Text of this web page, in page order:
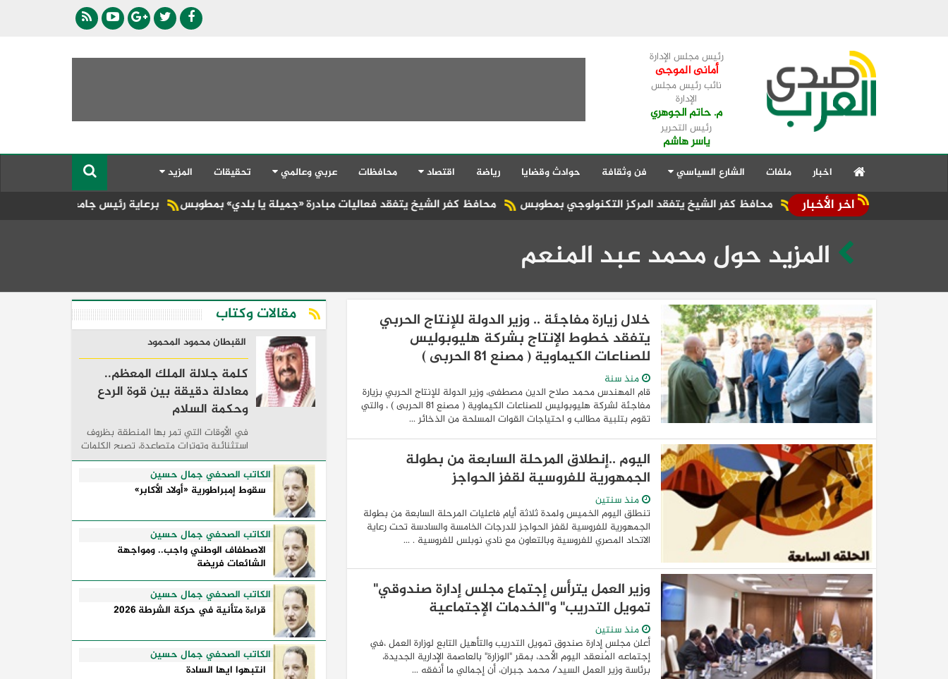
رئيس مجلس الإدارة
أمانى الموجى
نائب رئيس مجلس
الإدارة
م. حاتم الجوهري
رئيس التحرير
ياسر هاشم
اخبار ملفات الشارع السياسي فن وثقافة حوادث وقضايا رياضة اقتصاد محافظات عربي وعالمي تحقيقات المزيد
اخر الأخبار برعاية رئيس جامعة الأزهر.. كلية طب الأسنان محافظ كفر الشيخ يتفقد فعاليات مبادرة «جميلة يا بلدي» بمطوبس محافظ كفر الشيخ يتفقد المركز التكنولوجي بمطوبس
المزيد حول محمد عبد المنعم
خلال زيارة مفاجئة .. وزير الدولة للإنتاج الحربي
يتفقد خطوط الإنتاج بشركة هليوبوليس
للصناعات الكيماوية ( مصنع 81 الحربى )
منذ سنة
قام المهندس محمد صلاح الدين مصطفى، وزير الدولة للإنتاج الحربي بزيارة
مفاجئة لشركة هليوبوليس للصناعات الكيماوية ( مصنع 81 الحربى ) ، والتي
تقوم بتلبية مطالب و احتياجات القوات المسلحة من الذخائر ...
اليوم ..إنطلاق المرحلة السابعة من بطولة
الجمهورية للفروسية لقفز الحواجز
منذ سنتين
تنطلق اليوم الخميس ولمدة ثلاثة أيام فاعليات المرحلة السابعة من بطولة
الجمهورية للفروسية لقفز الحواجز للدرجات الخامسة والسادسة تحت رعاية
الاتحاد المصري للفروسية وبالتعاون مع نادي نوبلس للفروسية . ...
وزير العمل يترأس إجتماع مجلس إدارة صندوقي"
تمويل التدريب" و"الخدمات الإجتماعية
منذ سنتين
أعلن مجلس إدارة صندوق تمويل التدريب والتأهيل التابع لوزارة العمل ،في
إجتماعه المُنعقد اليوم الأحد، بمقر "الوزارة" بالعاصمة الإدارية الجديدة،
برئاسة وزير العمل السيد/ محمد جبران، أن إجمالي ما أنفقه ...
مقالات وكتاب
القبطان محمود المحمود
كلمة جلالة الملك المعظم..
معادلة دقيقة بين قوة الردع
وحكمة السلام
في الأوقات التي تمر بها المنطقة بظروف
استثنائية وتوترات متصاعدة، تصبح الكلمات
السياسية أكثر من مجرد مواقف معلنة؛ فهي
تكشف طريقة تفكير الدول، وكيفية إدارتها
للأزمات، والحدود التي تفصل بين القوة ...
الكاتب الصحفي جمال حسين
سقوط إمبراطورية «أولاد الأكابر»
الكاتب الصحفي جمال حسين
الاصطفاف الوطني واجب.. ومواجهة
الشائعات فريضة
الكاتب الصحفي جمال حسين
قراءة متأنية في حركة الشرطة 2026
الكاتب الصحفي جمال حسين
انتبهوا ايها السادة